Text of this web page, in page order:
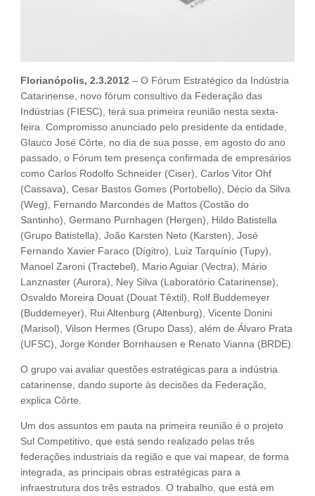
Florianópolis, 2.3.2012 – O Fórum Estratégico da Indústria
Catarinense, novo fórum consultivo da Federação das
Indústrias (FIESC), terá sua primeira reunião nesta sexta-
feira. Compromisso anunciado pelo presidente da entidade,
Glauco José Côrte, no dia de sua posse, em agosto do ano
passado, o Fórum tem presença confirmada de empresários
como Carlos Rodolfo Schneider (Ciser), Carlos Vitor Ohf
(Cassava), Cesar Bastos Gomes (Portobello), Décio da Silva
(Weg), Fernando Marcondes de Mattos (Costão do
Santinho), Germano Purnhagen (Hergen), Hildo Batistella
(Grupo Batistella), João Karsten Neto (Karsten), José
Fernando Xavier Faraco (Dígitro), Luiz Tarquínio (Tupy),
Manoel Zaroni (Tractebel), Mario Aguiar (Vectra), Mário
Lanznaster (Aurora), Ney Silva (Laboratório Catarinense),
Osvaldo Moreira Douat (Douat Têxtil), Rolf Buddemeyer
(Buddemeyer), Rui Altenburg (Altenburg), Vicente Donini
(Marisol), Vilson Hermes (Grupo Dass), além de Álvaro Prata
(UFSC), Jorge Konder Bornhausen e Renato Vianna (BRDE).
O grupo vai avaliar questões estratégicas para a indústria
catarinense, dando suporte às decisões da Federação,
explica Côrte.
Um dos assuntos em pauta na primeira reunião é o projeto
Sul Competitivo, que está sendo realizado pelas três
federações industriais da região e que vai mapear, de forma
integrada, as principais obras estratégicas para a
infraestrutura dos três estrados. O trabalho, que está em